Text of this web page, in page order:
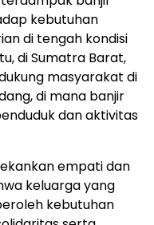
kebutuhan
di tengah kondisi
di Sumatra Barat,
masyarakat di
di mana banjir
dan aktivitas
empati dan
keluarga yang
kebutuhan